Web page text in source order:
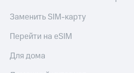
Заменить SIM-карту
Перейти на eSIM
Для дома